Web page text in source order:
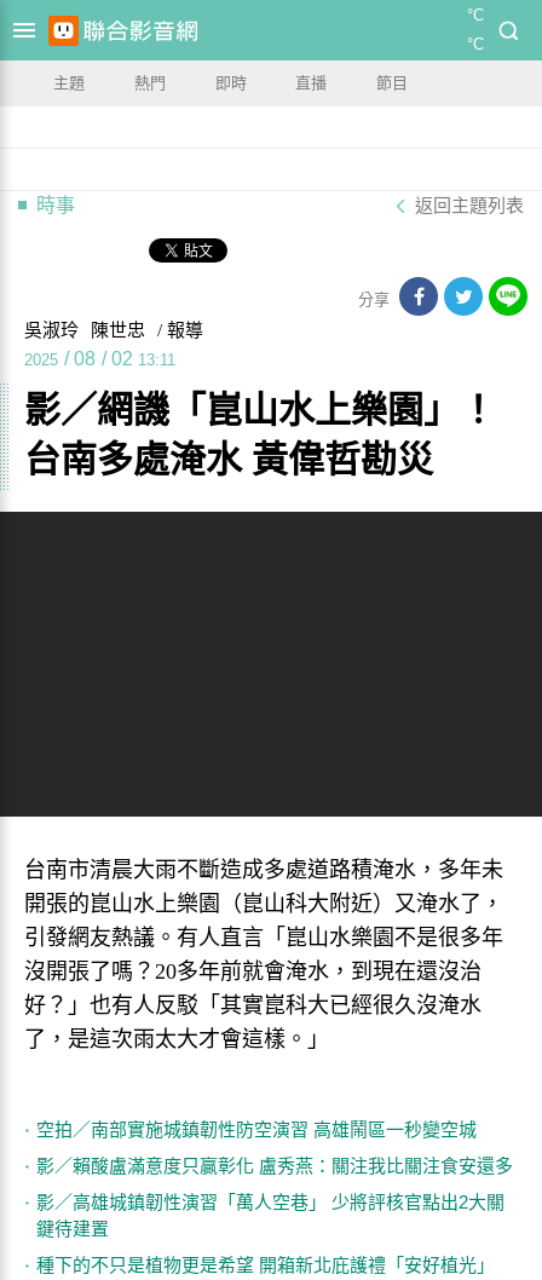
°C
°C
主題 熱門 即時 直播 節目
時事 返回主題列表
分享
吳淑玲 陳世忠 / 報導
2025 / 08 / 02 13:11
影／網譏「崑山水上樂園」！
台南多處淹水 黃偉哲勘災
台南市清晨大雨不斷造成多處道路積淹水，多年未
開張的崑山水上樂園（崑山科大附近）又淹水了，
引發網友熱議。有人直言「崑山水樂園不是很多年
沒開張了嗎？20多年前就會淹水，到現在還沒治
好？」也有人反駁「其實崑科大已經很久沒淹水
了，是這次雨太大才會這樣。」
空拍／南部實施城鎮韌性防空演習 高雄鬧區一秒變空城
影／賴酸盧滿意度只贏彰化 盧秀燕：關注我比關注食安還多
影／高雄城鎮韌性演習「萬人空巷」 少將評核官點出2大關
鍵待建置
種下的不只是植物更是希望 開箱新北庇護禮「安好植光」